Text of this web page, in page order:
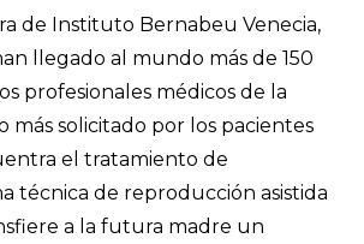
de Instituto Bernabeu Venecia,
llegado al mundo más de 150
profesionales médicos de la
más solicitado por los pacientes
el tratamiento de
técnica de reproducción asistida
a la futura madre un